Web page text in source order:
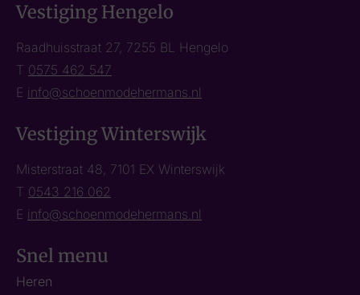
Vestiging Hengelo
Raadhuisstraat 27, 7255 BL Hengelo
T 0575 462 547
E info@schoenmodehermans.nl
Vestiging Winterswijk
Misterstraat 48, 7101 EX Winterswijk
T 0543 216 062
E info@schoenmodehermans.nl
Snel menu
Heren